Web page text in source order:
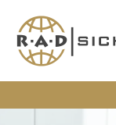
Inhalt
springen